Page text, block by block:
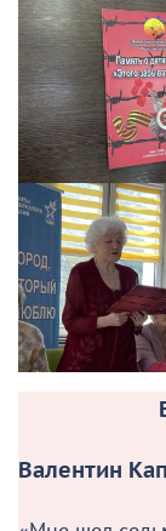
Валентин